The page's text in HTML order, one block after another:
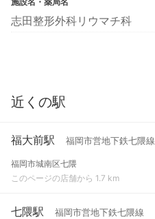
志田整形外科リウマチ科
近くの駅
福大前駅 福岡市営地下鉄七隈線
福岡市城南区七隈
このページの店舗から 1.7 km
七隈駅 福岡市営地下鉄七隈線